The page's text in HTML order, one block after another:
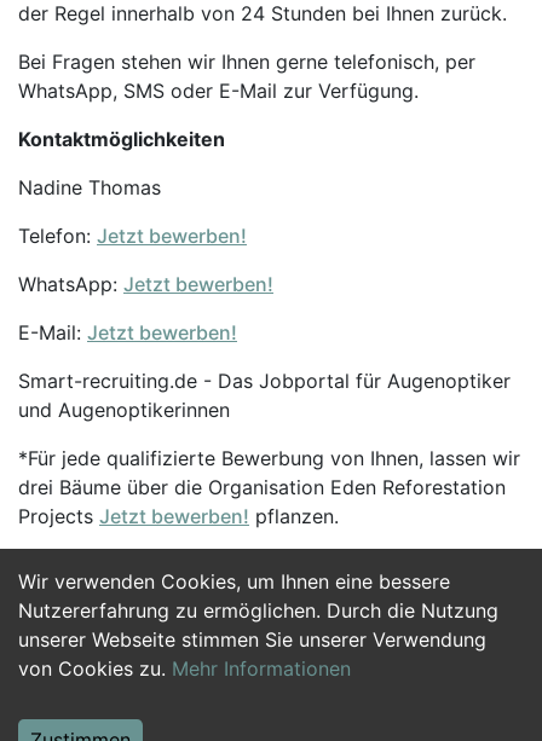
Wir verwenden Cookies, um Ihnen eine bessere
Nutzererfahrung zu ermöglichen. Durch die Nutzung
unserer Webseite stimmen Sie unserer Verwendung
von Cookies zu. Mehr Informationen
der Regel innerhalb von 24 Stunden bei Ihnen zurück.
Bei Fragen stehen wir Ihnen gerne telefonisch, per
WhatsApp, SMS oder E-Mail zur Verfügung.
Kontaktmöglichkeiten
Nadine Thomas
Telefon: Jetzt bewerben!
WhatsApp: Jetzt bewerben!
E-Mail: Jetzt bewerben!
Smart-recruiting.de - Das Jobportal für Augenoptiker
und Augenoptikerinnen
*Für jede qualifizierte Bewerbung von Ihnen, lassen wir
drei Bäume über die Organisation Eden Reforestation
Projects Jetzt bewerben! pflanzen.
Jetzt Bewerben